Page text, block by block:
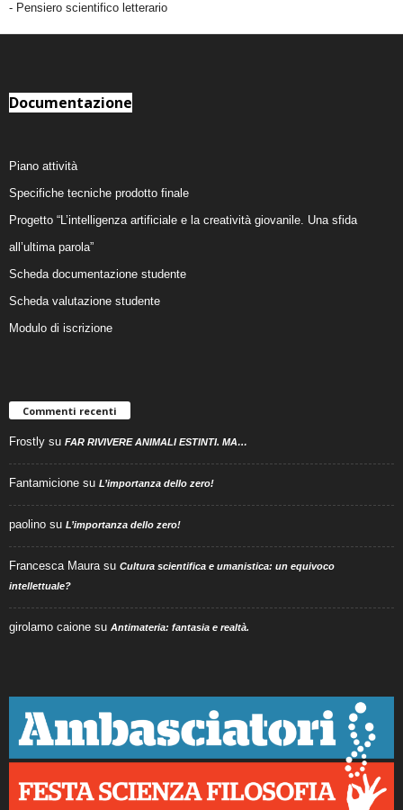
- Pensiero scientifico letterario
Documentazione
Piano attività
Specifiche tecniche prodotto finale
Progetto “L’intelligenza artificiale e la creatività giovanile. Una sfida
all’ultima parola”
Scheda documentazione studente
Scheda valutazione studente
Modulo di iscrizione
Commenti recenti
Frostly su FAR RIVIVERE ANIMALI ESTINTI. MA…
Fantamicione su L’importanza dello zero!
paolino su L’importanza dello zero!
Francesca Maura su Cultura scientifica e umanistica: un equivoco
intellettuale?
girolamo caione su Antimateria: fantasia e realtà.